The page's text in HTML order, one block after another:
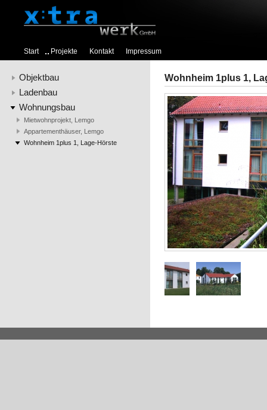
Start Projekte Kontakt Impressum
Wohnheim 1plus 1,
Objektbau
Ladenbau
Wohnungsbau
Mietwohnprojekt, Lemgo
Appartementhäuser, Lemgo
Wohnheim 1plus 1, Lage-Hörste